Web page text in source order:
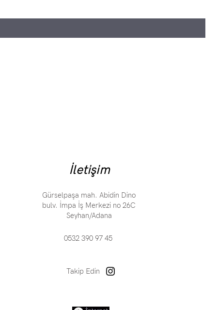
İletişim
Gürselpaşa mah. Abidin Dino
bulv. İmpa İş Merkezi no 26C
Seyhan/Adana​
0532 390 97 45
Takip Edin